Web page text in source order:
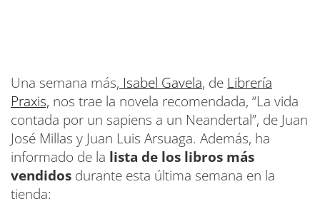
Una semana más, Isabel Gavela, de Librería
Praxis, nos trae la novela recomendada, “La vida
contada por un sapiens a un Neandertal”, de Juan
José Millas y Juan Luis Arsuaga. Además, ha
informado de la lista de los libros más
vendidos durante esta última semana en la
tienda: